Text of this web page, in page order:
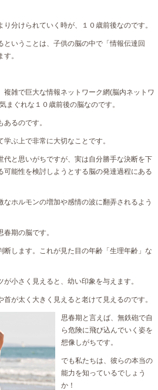
分けられていく時が、１０歳前後なのです。
ということは、子供の脳の中で「情報伝達回
。
複雑で巨大な情報ネットワーク網(脳内ネットワ
まぐれな１０歳前後の脳なのです。
るのです。
ぶ上で非常に大切なことです。
代と思いがちですが、実は自分勝手な決断を下
可能性を検討しようとする脳の発達過程にある
なホルモンの増加や感情の波に翻弄されるよう
期の脳です。
断します。これが見た目の年齢「生理年齢」な
小さく見えると、幼い印象を与えます。
が太く大きく見えると老けて見えるのです。
思春期と言えば、無鉄砲で自
ら危険に飛び込んでいく姿を
想像しがちです。
でも私たちは、彼らの本当の
能力を知っているでしょう
か！